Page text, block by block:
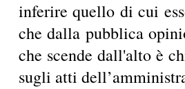
inferire quello di cui
che dalla pubblica
che scende dall'alto è
sugli atti